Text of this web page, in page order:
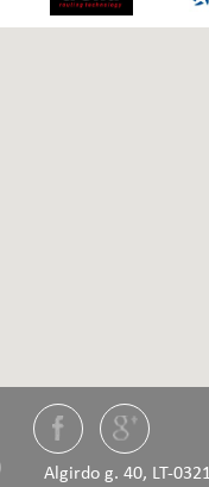
Algirdo g. 40, LT-